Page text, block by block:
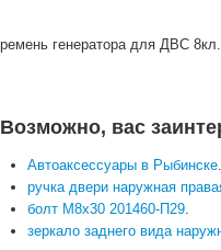
ремень генератора для ДВС
Возможно, вас
Автоаксессуары в Рыбинске.
ручка двери наружная
болт М8х30 201460-П29.
зеркало заднего вида